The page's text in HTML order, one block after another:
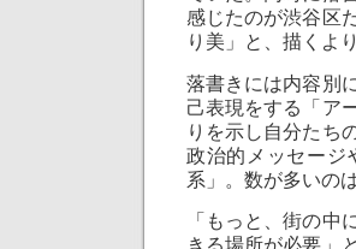
感じたのが渋谷区
り美」と、描くよ
落書きには内容別
己表現をする「ア
りを示し自分たち
政治的メッセージ
系」。数が多いの
「もっと、街の中
きる場所が必要」